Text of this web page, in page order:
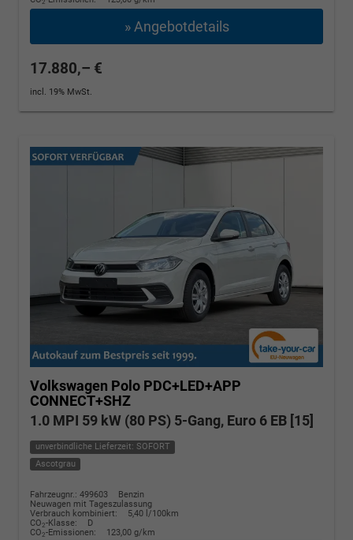
» Angebotdetails
17.880,– €
incl. 19% MwSt.
Volkswagen Polo PDC+LED+APP
CONNECT+SHZ
1.0 MPI 59 kW (80 PS) 5-Gang, Euro 6 EB [15]
unverbindliche Lieferzeit: SOFORT
Ascotgrau
Fahrzeugnr.: 499603
Benzin
Neuwagen mit Tageszulassung
Verbrauch kombiniert:
5,40 l/100km
CO2-Klasse:
D
CO2-Emissionen: 123,00 g/km